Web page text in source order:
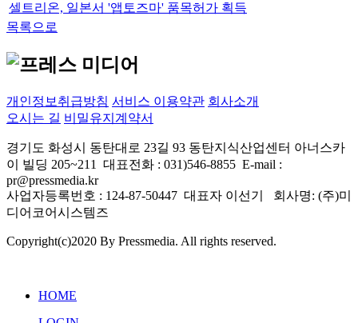
셀트리온, 일본서 '앱토즈마' 품목허가 획득
목록으로
개인정보취급방침 서비스 이용약관 회사소개
오시는 길 비밀유지계약서
경기도 화성시 동탄대로 23길 93 동탄지식산업센터 아너스카
이 빌딩 205~211 대표전화 : 031)546-8855 E-mail :
pr@pressmedia.kr
사업자등록번호 : 124-87-50447 대표자 이선기 회사명: (주)미
디어코어시스템즈
Copyright(c)2020 By Pressmedia. All rights reserved.
프레스미디어 AI 상담
HOME